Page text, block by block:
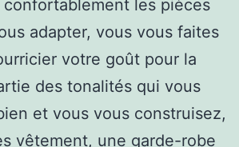
les pièces
adapter, vous vous faites
votre goût pour la
des tonalités qui vous
et vous vous construisez,
vêtement, une garde-robe